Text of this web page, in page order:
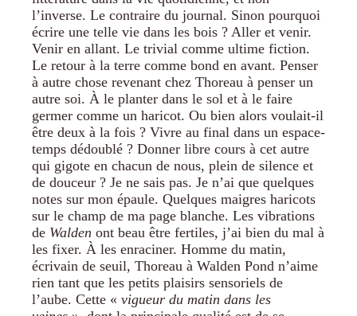
l’inverse. Le contraire du journal. Sinon pourquoi
écrire une telle vie dans les bois ? Aller et venir.
Venir en allant. Le trivial comme ultime fiction.
Le retour à la terre comme bond en avant. Penser
à autre chose revenant chez Thoreau à penser un
autre soi. À le planter dans le sol et à le faire
germer comme un haricot. Ou bien alors voulait-il
être deux à la fois ? Vivre au final dans un espace-
temps dédoublé ? Donner libre cours à cet autre
qui gigote en chacun de nous, plein de silence et
de douceur ? Je ne sais pas. Je n’ai que quelques
notes sur mon épaule. Quelques maigres haricots
sur le champ de ma page blanche. Les vibrations
de Walden ont beau être fertiles, j’ai bien du mal à
les fixer. À les enraciner. Homme du matin,
écrivain de seuil, Thoreau à Walden Pond n’aime
rien tant que les petits plaisirs sensoriels de
l’aube. Cette « vigueur du matin dans les